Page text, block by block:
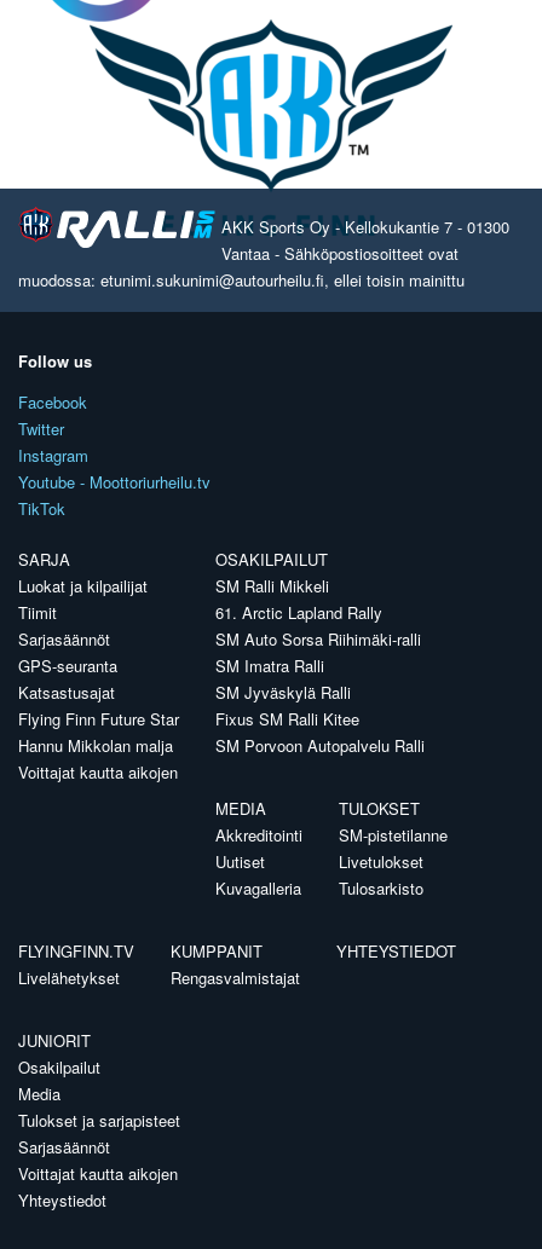
AKK Sports Oy - Kellokukantie 7 - 01300
Vantaa - Sähköpostiosoitteet ovat
muodossa: etunimi.sukunimi@autourheilu.fi, ellei toisin mainittu
Follow us
Facebook
Twitter
Instagram
Youtube - Moottoriurheilu.tv
TikTok
SARJA
Luokat ja kilpailijat
Tiimit
Sarjasäännöt
GPS-seuranta
Katsastusajat
Flying Finn Future Star
Hannu Mikkolan malja
Voittajat kautta aikojen
OSAKILPAILUT
SM Ralli Mikkeli
61. Arctic Lapland Rally
SM Auto Sorsa Riihimäki-ralli
SM Imatra Ralli
SM Jyväskylä Ralli
Fixus SM Ralli Kitee
SM Porvoon Autopalvelu Ralli
MEDIA
Akkreditointi
Uutiset
Kuvagalleria
TULOKSET
SM-pistetilanne
Livetulokset
Tulosarkisto
FLYINGFINN.TV
Livelähetykset
KUMPPANIT
Rengasvalmistajat
YHTEYSTIEDOT
JUNIORIT
Osakilpailut
Media
Tulokset ja sarjapisteet
Sarjasäännöt
Voittajat kautta aikojen
Yhteystiedot